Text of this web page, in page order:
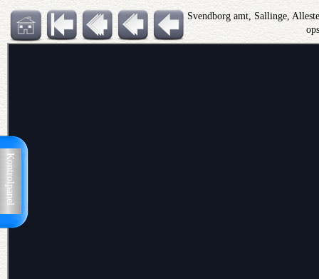
Kontrolpanel
Svendborg amt, Sallinge,